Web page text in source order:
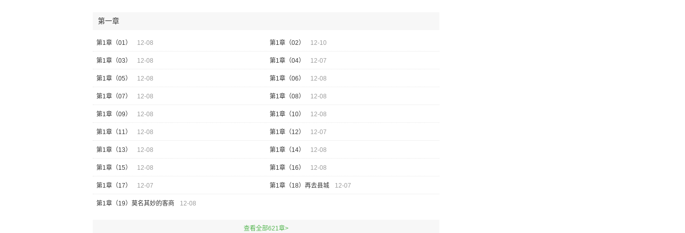
第一章
第1章（01） 12-08 第1章（02） 12-10
第1章（03） 12-08 第1章（04） 12-07
第1章（05） 12-08 第1章（06） 12-08
第1章（07） 12-08 第1章（08） 12-08
第1章（09） 12-08 第1章（10） 12-08
第1章（11） 12-08 第1章（12） 12-07
第1章（13） 12-08 第1章（14） 12-08
第1章（15） 12-08 第1章（16） 12-08
第1章（17） 12-07 第1章（18）再去县城 12-07
第1章（19）莫名其妙的客商 12-08
查看全部621章>